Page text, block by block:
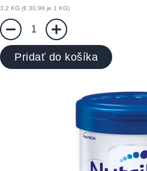
3,2 KG (€ 30,98 je 1 KG)
1
Pridať do košíka